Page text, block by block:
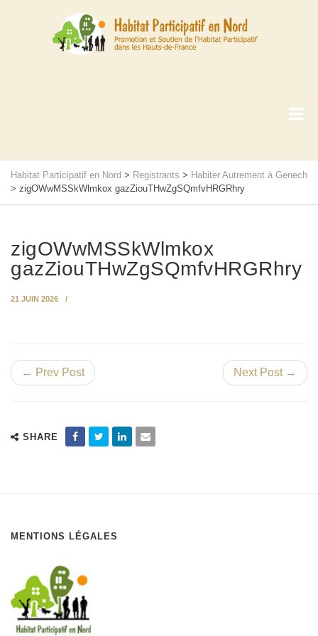
Habitat Participatif en Nord > Registrants > Habiter Autrement à Genech
> zigOWwMSSkWlmkox gazZiouTHwZgSQmfvHRGRhry
zigOWwMSSkWlmkox
gazZiouTHwZgSQmfvHRGRhry
21 JUIN 2026
← Prev Post Next Post →
SHARE
MENTIONS LÉGALES